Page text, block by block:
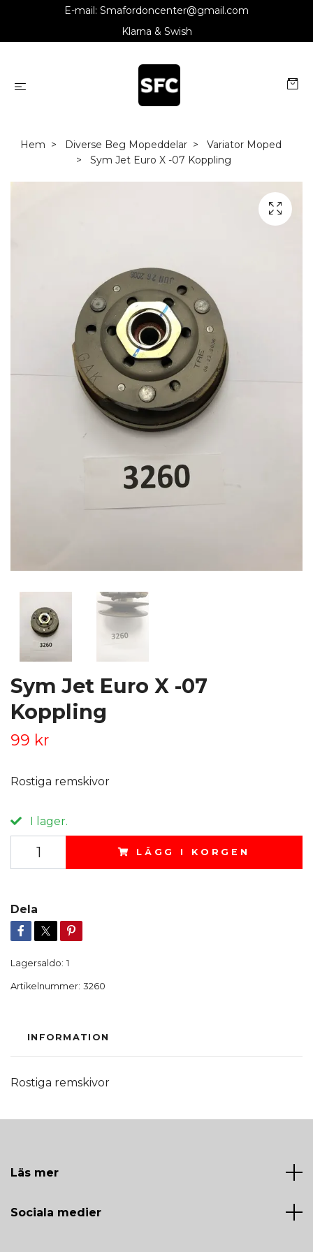
E-mail: Smafordoncenter@gmail.com
Klarna & Swish
Hem Diverse Beg Mopeddelar
Variator Moped
Sym Jet Euro X -07 Koppling
Sym Jet Euro X -07
Koppling
99 kr
Rostiga remskivor
I lager.
LÄGG I KORGEN
Dela
Lagersaldo: 1
Artikelnummer: 3260
INFORMATION
Rostiga remskivor
Läs mer
Sociala medier